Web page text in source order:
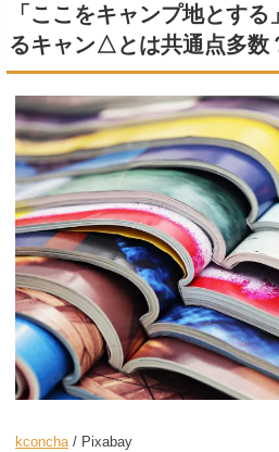
「ここをキャンプ地とす
るキャン△とは共通点多数
kconcha/ Pixabay